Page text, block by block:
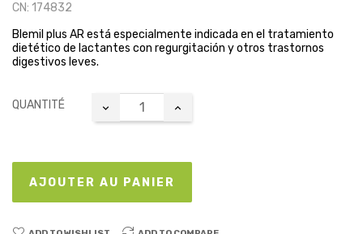
CN: 174832
Blemil plus AR está especialmente indicada en el tratamiento
dietético de lactantes con regurgitación y otros trastornos
digestivos leves.
QUANTITÉ
AJOUTER AU PANIER